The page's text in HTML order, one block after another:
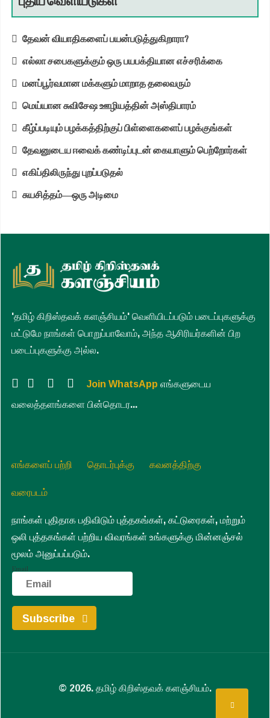
தேவன் வியாதிகளைப் பயன்படுத்துகிறாரா?
எல்லா சபைகளுக்கும் ஒரு பயபக்தியான எச்சரிக்கை
மனப்பூர்வமான மக்களும் மாறாத தலைவரும்
மெய்யான சுவிசேஷ ஊழியத்தின் அஸ்திபாரம்
கீழ்ப்படியும் பழக்கத்திற்குப் பிள்ளைகளைப் பழக்குங்கள்
தேவனுடைய ஈவைக் கண்டிப்புடன் கையாளும் பெற்றோர்கள்
எகிப்திலிருந்து புறப்படுதல்
சுயசித்தம்—ஒரு அடிமை
'தமிழ் கிறிஸ்தவக் களஞ்சியம்' வெளியிடப்படும் படைப்புகளுக்கு
மட்டுமே நாங்கள் பொறுப்பாவோம், அந்த ஆசிரியர்களின் பிற
படைப்புகளுக்கு அல்ல.
Join WhatsAppஎங்களுடைய
வலைத்தளங்களை பின்தொடர...
எங்களைப் பற்றி தொடர்புக்கு
கவனத்திற்கு
வரைபடம்
நாங்கள் புதிதாக பதிவிடும் புத்தகங்கள், கட்டுரைகள், மற்றும்
ஒலி புத்தகங்கள் பற்றிய விவரங்கள் உங்களுக்கு மின்னஞ்சல்
மூலம் அனுப்பப்படும்.
Email
© 2026. தமிழ் கிறிஸ்தவக் களஞ்சியம்.